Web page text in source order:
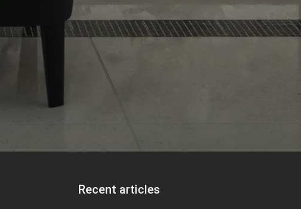
Recent articles